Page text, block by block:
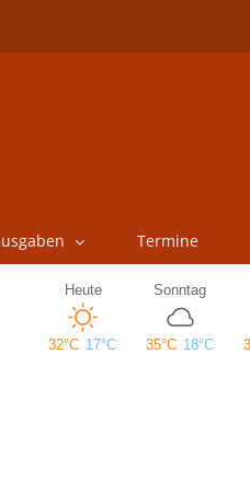
Termine